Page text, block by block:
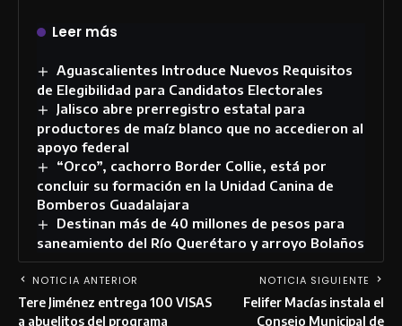
Leer más
Aguascalientes Introduce Nuevos Requisitos
de Elegibilidad para Candidatos Electorales
Jalisco abre prerregistro estatal para
productores de maíz blanco que no accedieron al
apoyo federal
“Orco”, cachorro Border Collie, está por
concluir su formación en la Unidad Canina de
Bomberos Guadalajara
Destinan más de 40 millones de pesos para
saneamiento del Río Querétaro y arroyo Bolaños
NOTICIA ANTERIOR
Tere Jiménez entrega 100 VISAS
a abuelitos del programa
NOTICIA SIGUIENTE
Felifer Macías instala el
Consejo Municipal de